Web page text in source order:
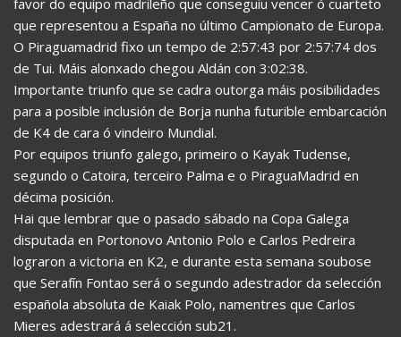
favor do equipo madrileño que conseguiu vencer ó cuarteto
que representou a España no último Campionato de Europa.
O Piraguamadrid fixo un tempo de 2:57:43 por 2:57:74 dos
de Tui. Máis alonxado chegou Aldán con 3:02:38.
Importante triunfo que se cadra outorga máis posibilidades
para a posible inclusión de Borja nunha futurible embarcación
de K4 de cara ó vindeiro Mundial.
Por equipos triunfo galego, primeiro o Kayak Tudense,
segundo o Catoira, terceiro Palma e o PiraguaMadrid en
décima posición.
Hai que lembrar que o pasado sábado na Copa Galega
disputada en Portonovo Antonio Polo e Carlos Pedreira
lograron a victoria en K2, e durante esta semana soubose
que Serafín Fontao será o segundo adestrador da selección
española absoluta de Kaiak Polo, namentres que Carlos
Mieres adestrará á selección sub21.